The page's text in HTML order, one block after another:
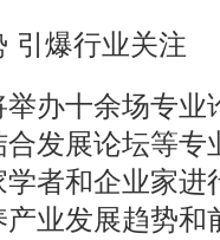
引爆行业关注
办十余场专
发展论坛等
者和企业家
业发展趋势和